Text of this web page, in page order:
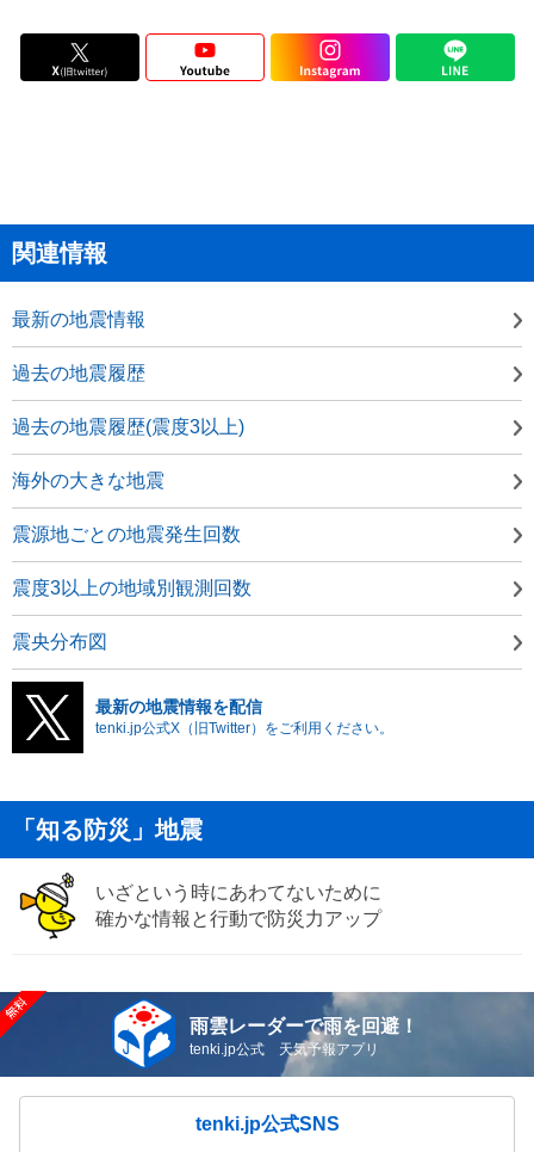
関連情報
最新の地震情報
過去の地震履歴
過去の地震履歴(震度3以上)
海外の大きな地震
震源地ごとの地震発生回数
震度3以上の地域別観測回数
震央分布図
最新の地震情報を配信
tenki.jp公式X（旧Twitter）をご利用ください。
「知る防災」地震
いざという時にあわてないために
確かな情報と行動で防災力アップ
雨雲レーダーで雨を回避！
tenki.jp公式 天気予報アプリ
tenki.jp公式SNS